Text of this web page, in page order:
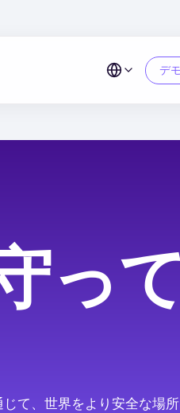
デモ
っ
て、世界をより安全な場所